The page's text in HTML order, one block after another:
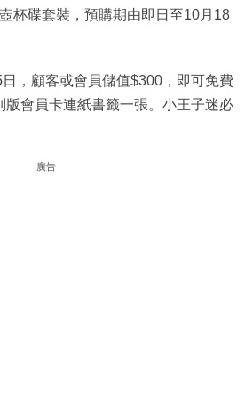
杯碟套裝，預購期由即日至10月18
，顧客或會員儲值$300，即可免費
版會員卡連紙書籤一張。小王子迷必
廣告